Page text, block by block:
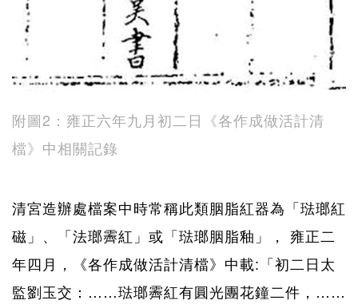
附圖2：雍正六年九月初二日《各作成做活計清
檔》中相關記錄
清宮造辦處檔案中時常稱此類胭脂紅器為「琺瑯紅
磁」、「法瑯霽紅」或「琺瑯胭脂釉」， 雍正二
年四月，《各作成做活計清檔》中載:「初二日太
監劉玉交：……琺瑯霽紅有圓光團花鐘二件，……